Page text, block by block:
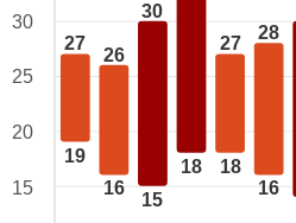
27
19
26
16
30
15
18
27
18
28
16
30
25
20
15